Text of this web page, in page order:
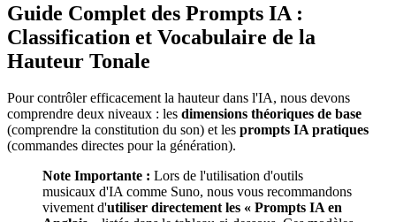
Guide Complet des Prompts IA :
Classification et Vocabulaire de la
Hauteur Tonale
Pour contrôler efficacement la hauteur dans l'IA, nous devons
comprendre deux niveaux : les dimensions théoriques de base
(comprendre la constitution du son) et les prompts IA pratiques
(commandes directes pour la génération).
Note Importante : Lors de l'utilisation d'outils
musicaux d'IA comme Suno, nous vous recommandons
vivement d'utiliser directement les « Prompts IA en